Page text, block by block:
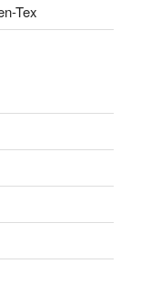
Tex